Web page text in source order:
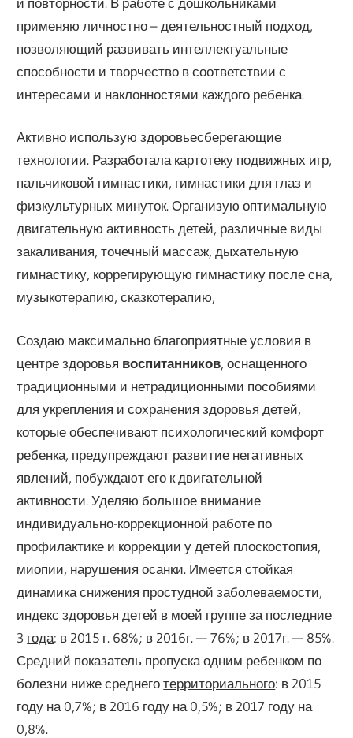
применяю личностно – деятельностный подход,
позволяющий развивать интеллектуальные
способности и творчество в соответствии с
интересами и наклонностями каждого ребенка.
Активно использую здоровьесберегающие
технологии. Разработала картотеку подвижных игр,
пальчиковой гимнастики, гимнастики для глаз и
физкультурных минуток. Организую оптимальную
двигательную активность детей, различные виды
закаливания, точечный массаж, дыхательную
гимнастику, коррегирующую гимнастику после сна,
музыкотерапию, сказкотерапию,
Создаю максимально благоприятные условия в
центре здоровья воспитанников, оснащенного
традиционными и нетрадиционными пособиями
для укрепления и сохранения здоровья детей,
которые обеспечивают психологический комфорт
ребенка, предупреждают развитие негативных
явлений, побуждают его к двигательной
активности. Уделяю большое внимание
индивидуально-коррекционной работе по
профилактике и коррекции у детей плоскостопия,
миопии, нарушения осанки. Имеется стойкая
динамика снижения простудной заболеваемости,
индекс здоровья детей в моей группе за последние
3 года: в 2015 г. 68%; в 2016г. — 76%; в 2017г. — 85%.
Средний показатель пропуска одним ребенком по
болезни ниже среднеготерриториального: в 2015
году на 0,7%; в 2016 году на 0,5%; в 2017 году на
0,8%.